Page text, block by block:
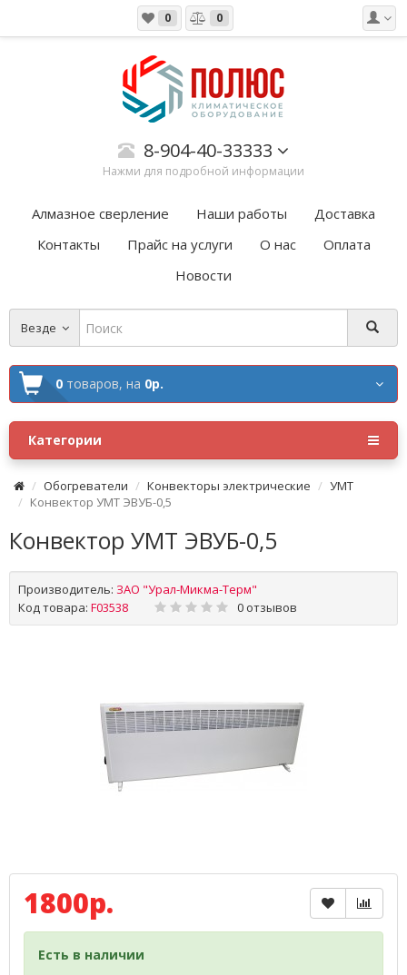
0 0
8-904-40-33333
Нажми для подробной информации
Алмазное сверление Наши работы
Доставка
Контакты
Прайс на услуги О нас
Оплата
Новости
Везде
0 товаров, на 0р.
Категории
Обогреватели Конвекторы электрические
УМТ
Конвектор УМТ ЭВУБ-0,5
Конвектор УМТ ЭВУБ-0,5
Производитель: ЗАО "Урал-Микма-Терм"
Код товара: F03538 0 отзывов
1800р.
Есть в наличии